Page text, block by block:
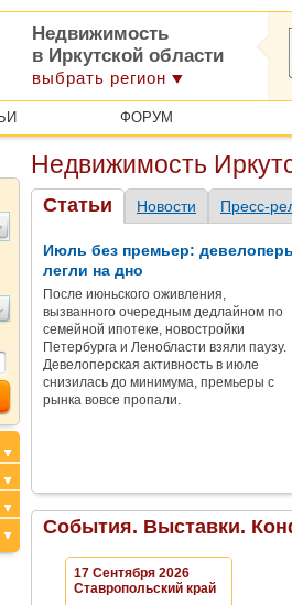
Недвижимость
в Иркутской области
выбрать регион
ФОРУМ
Недвижимость
Статьи Новости Пресс-
Июль без премьер:
легли на дно
После июньского оживления,
вызванного очередным дедлайном по
семейной ипотеке, новостройки
Петербурга и Ленобласти взяли паузу.
Девелоперская активность в июле
снизилась до минимума, премьеры с
рынка вовсе пропали.
События. Выставки.
17 Сентября 2026
Ставропольский край